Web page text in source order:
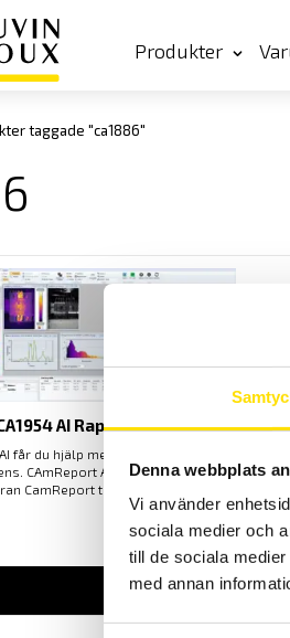
Denna webbplats
Vi använder
sociala medier och
till de sociala
med annan
Produkter
taggade "ca1886"
AI Rapportmjukvara
får du hjälp med rapport och analyserandet
CAmReport AI är en produkt utvecklad
CamReport till vår värmekamera CA1954.
LÄS MER